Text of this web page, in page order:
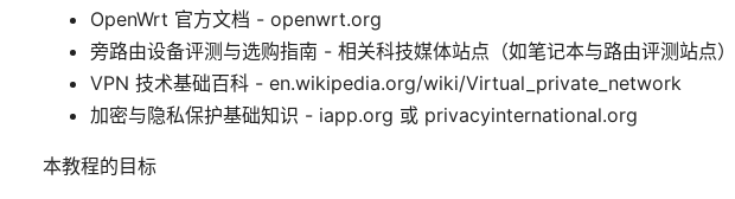
OpenWrt 官方文档 - openwrt.org
旁路由设备评测与选购指南 - 相关科技媒体站点（如笔记本与路由评测站点）
VPN 技术基础百科 - en.wikipedia.org/wiki/Virtual_private_network
加密与隐私保护基础知识 - iapp.org 或 privacyinternational.org
本教程的目标